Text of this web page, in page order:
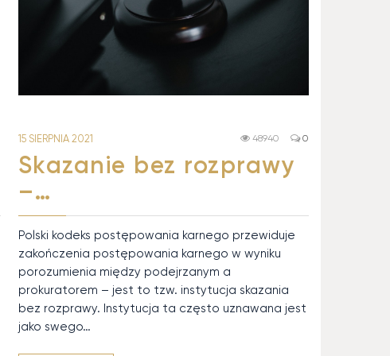
15 SIERPNIA 2021 0
48940
Skazanie bez rozprawy
–…
Polski kodeks postępowania karnego przewiduje
zakończenia postępowania karnego w wyniku
porozumienia między podejrzanym a
prokuratorem – jest to tzw. instytucja skazania
bez rozprawy. Instytucja ta często uznawana jest
jako swego…